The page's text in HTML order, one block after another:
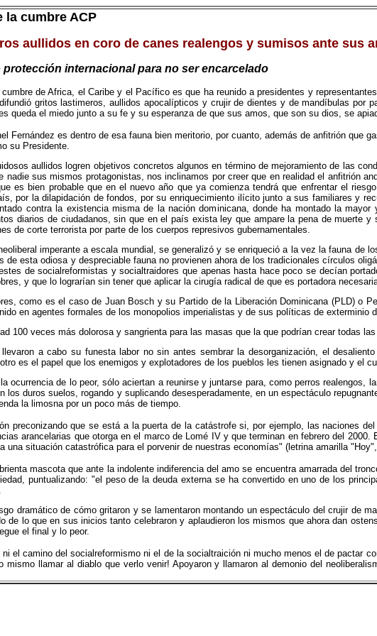
la cumbre ACP
aullidos en coro de canes realengos y sumisos ante sus
internacional para no ser encarcelado
de Africa, el Caribe y el Pacífico es que ha reunido a presidentes y
gritos lastimeros, aullidos apocalípticos y crujir de dientes y de mandíbulas por
queda el miedo junto a su fe y su esperanza de que sus amos, que son su dios, se
Fernández es dentro de esa fauna bien meritorio, por cuanto, además de anfitrión que
su Presidente.
aullidos logren objetivos concretos algunos en término de mejoramiento de las
sus mismos protagonistas, nos inclinamos por creer que en realidad el anfitrión
es bien probable que en el nuevo año que ya comienza tendrá que enfrentar el
por la dilapidación de fondos, por su enriquecimiento ilícito junto a sus familiares y
contra la existencia misma de la nación dominicana, donde ha montado la
diarios de ciudadanos, sin que en el país exista ley que ampare la pena de muerte y
de corte terrorista por parte de los cuerpos represivos gubernamentales.
imperante a escala mundial, se generalizó y se enriqueció a la vez la fauna de
de esta odiosa y despreciable fauna no provienen ahora de los tradicionales círculos
de socialreformistas y socialtraidores que apenas hasta hace poco se decían
y que lo lograrían sin tener que aplicar la cirugía radical de que es portadora
como es el caso de Juan Bosch y su Partido de la Liberación Dominicana (PLD) o
en agentes formales de los monopolios imperialistas y de sus políticas de exterminio
100 veces más dolorosa y sangrienta para las masas que la que podrían crear todas
a cabo su funesta labor no sin antes sembrar la desorganización, el
es el papel que los enemigos y explotadores de los pueblos les tienen asignado y el
ocurrencia de lo peor, sólo aciertan a reunirse y juntarse para, como perros realengos,
los duros suelos, rogando y suplicando desesperadamente, en un espectáculo
la limosna por un poco más de tiempo.
preconizando que se está a la puerta de la catástrofe si, por ejemplo, las naciones
arancelarias que otorga en el marco de Lomé IV y que terminan en febrero del
una situación catastrófica para el porvenir de nuestras economías" (letrina amarilla
mascota que ante la indolente indiferencia del amo se encuentra amarrada del
puntualizando: "el peso de la deuda externa se ha convertido en uno de los
dramático de cómo gritaron y se lamentaron montando un espectáculo del crujir de
de lo que en sus inicios tanto celebraron y aplaudieron los mismos que ahora dan
el final y lo peor.
el camino del socialreformismo ni el de la socialtraición ni mucho menos el de pactar
llamar al diablo que verlo venir! Apoyaron y llamaron al demonio del